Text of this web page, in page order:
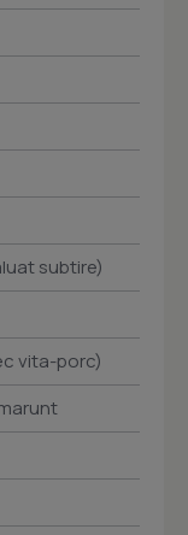
subtire)
vita-porc)